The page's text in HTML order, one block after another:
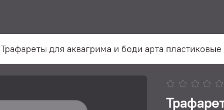
Трафареты для аквагрима и боди арта пластиковые